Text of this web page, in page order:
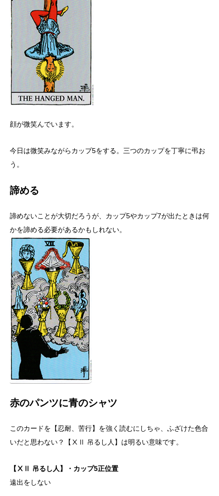
顔が微笑んでいます。
今日は微笑みながらカップ5をする。三つのカップを丁寧に弔お
う。
諦める
諦めないことが大切だろうが、カップ5やカップ7が出たときは何
かを諦める必要があるかもしれない。
赤のパンツに青のシャツ
このカードを【忍耐、苦行】を強く読むにしちゃ、ふざけた色合
いだと思わない？【ⅩⅡ 吊るし人】は明るい意味です。
【ⅩⅡ 吊るし人】・カップ5正位置
遠出をしない